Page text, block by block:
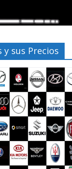
y sus Precios